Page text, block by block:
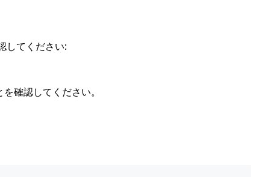
してください:
確認してください。